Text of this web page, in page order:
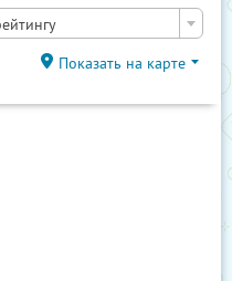
Показать на карте